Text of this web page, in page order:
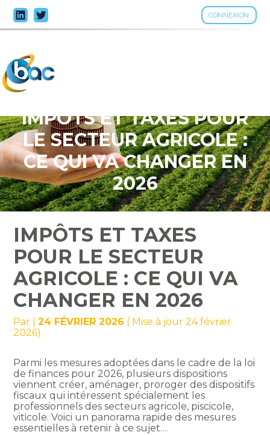
CONNEXION
Aller
au
IMPÔTS ET TAXES POUR
LE SECTEUR AGRICOLE :
CE QUI VA CHANGER EN
2026
IMPÔTS ET TAXES
POUR LE SECTEUR
AGRICOLE : CE QUI VA
CHANGER EN 2026
Par |24 FÉVRIER 2026 ( Mise à jour 24 février
2026)
Parmi les mesures adoptées dans le cadre de la loi
de finances pour 2026, plusieurs dispositions
viennent créer, aménager, proroger des dispositifs
fiscaux qui intéressent spécialement les
professionnels des secteurs agricole, piscicole,
viticole. Voici un panorama rapide des mesures
essentielles à retenir à ce sujet…